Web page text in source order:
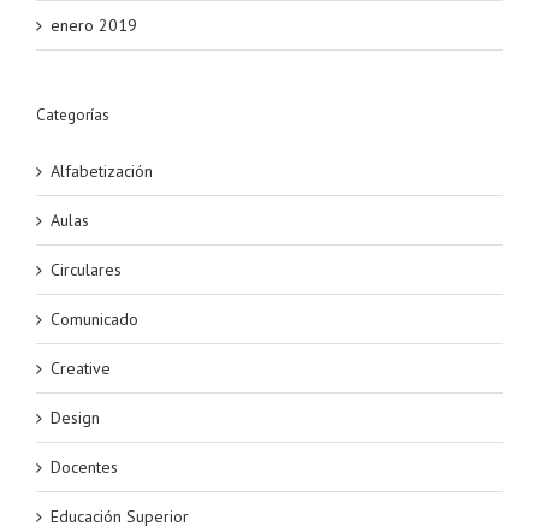
enero 2019
Categorías
Alfabetización
Aulas
Circulares
Comunicado
Creative
Design
Docentes
Educación Superior